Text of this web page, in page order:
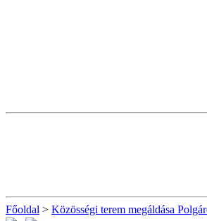
Főoldal > Közösségi terem megáldása